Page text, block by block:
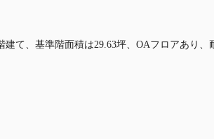
て、基準階面積は29.63坪、OAフロアあり